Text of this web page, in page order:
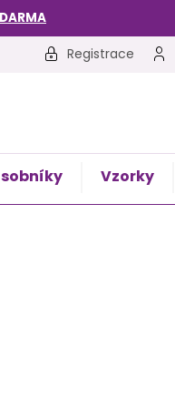
Registrace
Vzorky